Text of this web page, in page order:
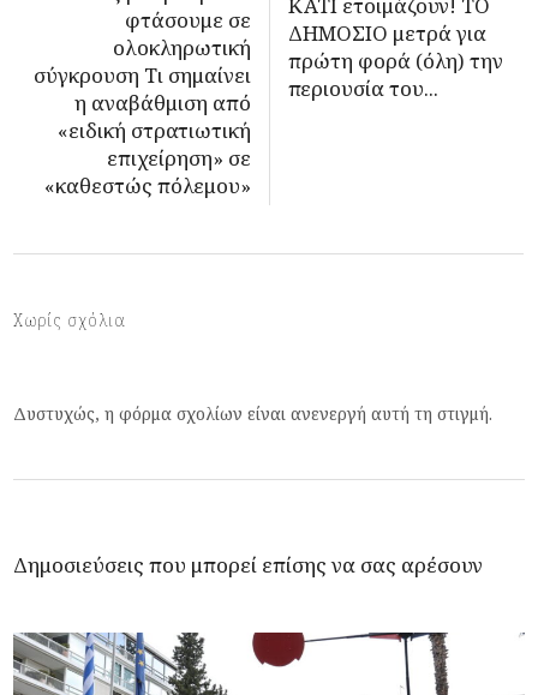
φτάσουμε σε
ολοκληρωτική
σύγκρουση Τι σημαίνει
η αναβάθμιση από
«ειδική στρατιωτική
επιχείρηση» σε
«καθεστώς πόλεμου»
ΔΗΜΟΣΙΟ μετρά για
πρώτη φορά (όλη) την
περιουσία του...
Χωρίς σχόλια
Δυστυχώς, η φόρμα σχολίων είναι ανενεργή αυτή τη στιγμή.
Δημοσιεύσεις που μπορεί επίσης να σας αρέσουν